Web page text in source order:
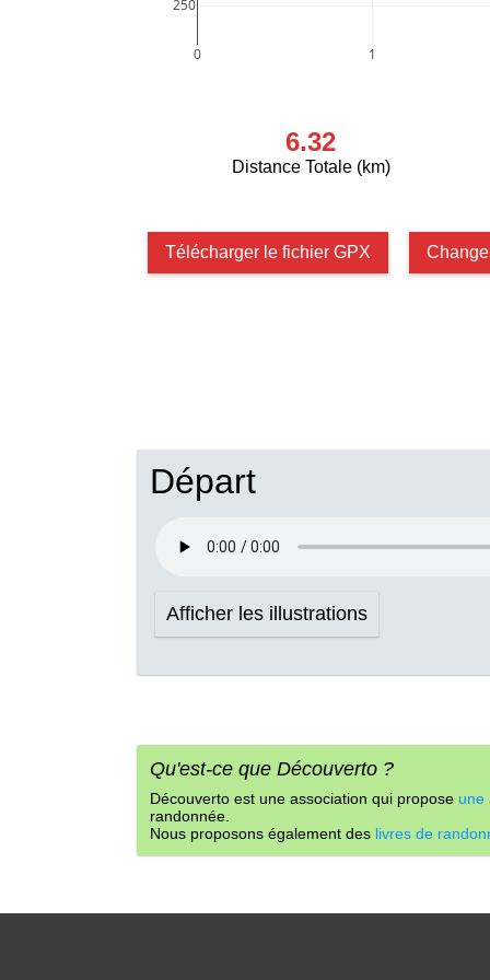
0 1
250
6.32
Distance Totale (km)
Télécharger le fichier GPX
Départ
Afficher les illustrations
Qu'est-ce que Découverto ?
Découverto est une association qui propose une
randonnée.
Nous proposons également des livres de